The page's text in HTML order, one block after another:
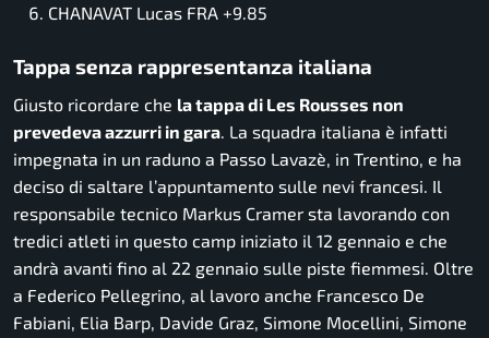
CHANAVAT Lucas FRA +9.85
Tappa senza rappresentanza italiana
Giusto ricordare che la tappa di Les Rousses non
prevedeva azzurri in gara. La squadra italiana è infatti
impegnata in un raduno a Passo Lavazè, in Trentino, e ha
deciso di saltare l’appuntamento sulle nevi francesi. Il
responsabile tecnico Markus Cramer sta lavorando con
tredici atleti in questo camp iniziato il 12 gennaio e che
andrà avanti fino al 22 gennaio sulle piste fiemmesi. Oltre
a Federico Pellegrino, al lavoro anche Francesco De
Fabiani, Elia Barp, Davide Graz, Simone Mocellini, Simone